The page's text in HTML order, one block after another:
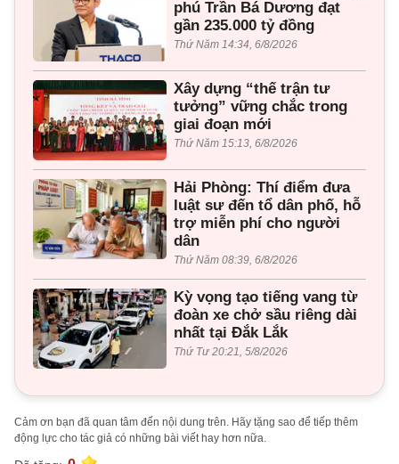
phú Trần Bá Dương đạt
gần 235.000 tỷ đồng
Thứ Năm 14:34, 6/8/2026
Xây dựng “thế trận tư
tưởng” vững chắc trong
giai đoạn mới
Thứ Năm 15:13, 6/8/2026
Hải Phòng: Thí điểm đưa
luật sư đến tổ dân phố, hỗ
trợ miễn phí cho người
dân
Thứ Năm 08:39, 6/8/2026
Kỳ vọng tạo tiếng vang từ
đoàn xe chở sầu riêng dài
nhất tại Đắk Lắk
Thứ Tư 20:21, 5/8/2026
Cảm ơn bạn đã quan tâm đến nội dung trên. Hãy tặng sao để tiếp thêm
động lực cho tác giả có những bài viết hay hơn nữa.